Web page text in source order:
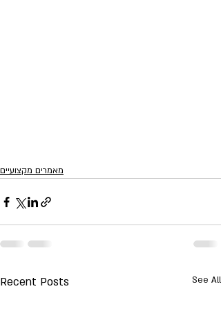
מאמרים מקצועיים
Recent Posts See All